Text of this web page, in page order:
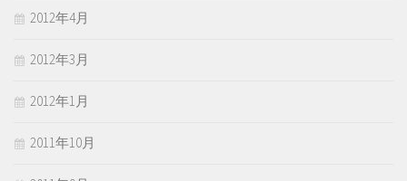
2012年4月
2012年3月
2012年1月
2011年10月